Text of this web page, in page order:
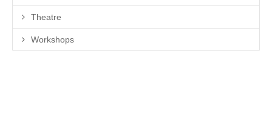
Theatre
Workshops